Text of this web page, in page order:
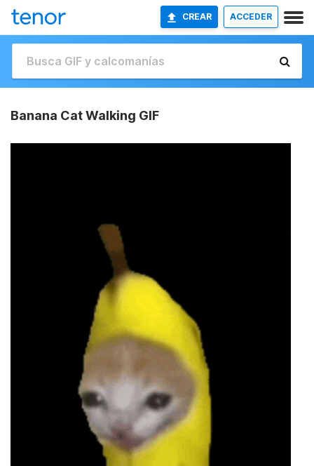
CREAR ACCEDER
Banana Cat Walking GIF